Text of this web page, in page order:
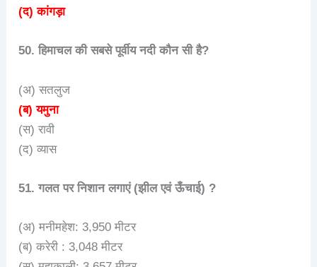
(द) कांगड़ा
50. हिमाचल की सबसे पूर्वीय नदी कौन सी है?
(अ) सतलुज
(ब) यमुना
(स) रावी
(द) व्यास
51. गलत पर निशान लगाएं (झील एवं ऊँचाई) ?
(अ) मनीमहेश: 3,950 मीटर
(ब) करेरी : 3,048 मीटर